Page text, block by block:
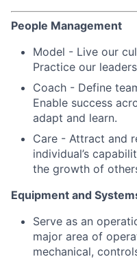
People Management
Model - Live our
Practice our
Coach - Define
Enable success
adapt and learn.
Care - Attract and
individual’s
the growth of
Equipment and
Serve as an
major area of
mechanical,